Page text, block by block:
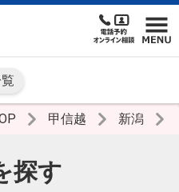
甲信越 新潟
探す